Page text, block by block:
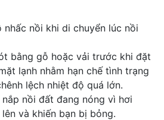
nhấc nồi khi di chuyển lúc nồi
bằng gỗ hoặc vải trước khi đặt
lạnh nhằm hạn chế tình trạng
lệch nhiệt độ quá lớn.
nồi đất đang nóng vì hơi
và khiến bạn bị bỏng.